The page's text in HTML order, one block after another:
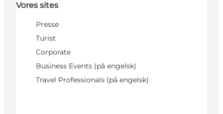
Vores sites
Presse
Turist
Corporate
Business Events (på engelsk)
Travel Professionals (på engelsk)